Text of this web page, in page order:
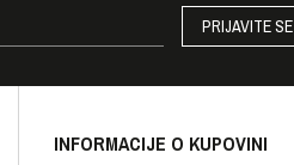
PRIJAVITE SE
INFORMACIJE O KUPOVINI